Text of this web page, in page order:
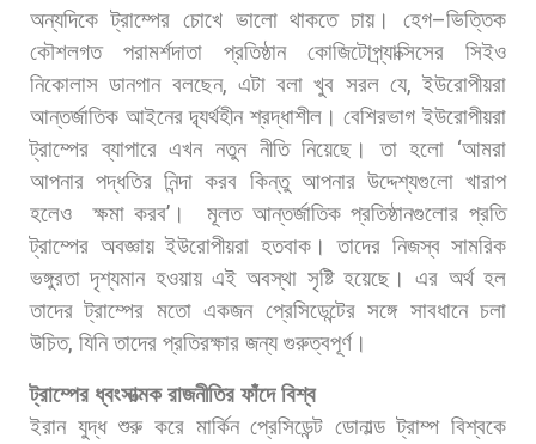
অন্যদিকে ট্রাম্পের চোখে ভালো থাকতে চায়। হেগ–ভিত্তিক
কৌশলগত
পরামর্শদাতা প্রতিষ্ঠান কোজিটোপ্র্যাক্সিসের
সিইও
নিকোলাস ডানগান বলছেন, এটা বলা খুব সরল যে,ইউরোপীয়রা
আন্তর্জাতিক আইনের দ্ব্যর্থহীন শ্রদ্ধাশীল। বেশিরভাগ ইউরোপীয়রা
ট্রাম্পের ব্যাপারে এখন নতুন নীতি নিয়েছে। তা হলো ‘আমরা
আপনার পদ্ধতির নিন্দা করব কিন্তু আপনার উদ্দেশ্যগুলো খারাপ
হলেও
ক্ষমা করব’ । মূলত আন্তর্জাতিক প্রতিষ্ঠানগুলোর প্রতি
ট্রাম্পের অবজ্ঞায় ইউরোপীয়রা হতবাক। তাদের নিজস্ব সামরিক
ভঙ্গুরতা দৃশ্যমান হওয়ায় এই অবস্থা সৃষ্টি হয়েছে। এর অর্থ হল
তাদের ট্রাম্পের মতো একজন প্রেসিডেন্টের সঙ্গে সাবধানে চলা
উচিত, যিনি তাদের প্রতিরক্ষার জন্য গুরুত্বপূর্ণ।
ট্রাম্পের ধ্বংসাত্মক রাজনীতির ফাঁদে বিশ্ব
ইরান যুদ্ধ শুরু করে মার্কিন প্রেসিডেন্ট ডোনাল্ড ট্রাম্প বিশ্বকে